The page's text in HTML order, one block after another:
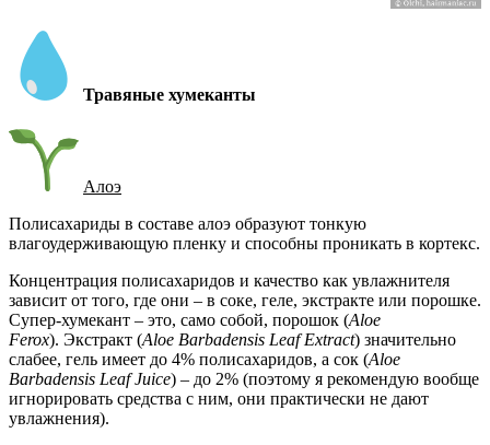
Травяные хумеканты
Алоэ
Полисахариды в составе алоэ образуют тонкую
влагоудерживающую пленку и способны проникать в кортекс.
Концентрация полисахаридов и качество как увлажнителя
зависит от того, где они – в соке, геле, экстракте или порошке.
Супер-хумекант – это, само собой, порошок (Aloe
Ferox). Экстракт (Aloe Barbadensis Leaf Extract) значительно
слабее, гель имеет до 4% полисахаридов, а сок (Aloe
Barbadensis Leaf Juice) – до 2% (поэтому я рекомендую вообще
игнорировать средства с ним, они практически не дают
увлажнения).